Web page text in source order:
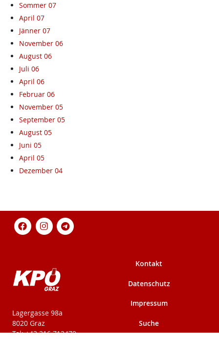
Sommer 07
April 07
Jänner 07
November 06
August 06
Juli 06
April 06
Februar 06
November 05
September 05
August 05
Juni 05
April 05
Dezember 04
KPÖ-Steiermark
Lagergasse 98a
8020 Graz
Tel: +43 316 712479
Kontakt
Datenschutz
Impressum
Suche